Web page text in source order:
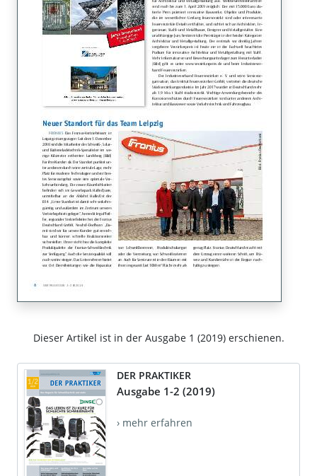
Dieser Artikel ist in der Ausgabe 1 (2019) erschienen.
DER PRAKTIKER
Ausgabe 1-2 (2019)
› mehr erfahren